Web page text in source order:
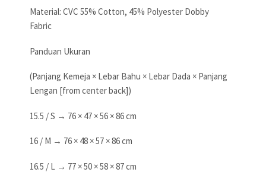
Material: CVC 55% Cotton, 45% Polyester Dobby
Fabric
Panduan Ukuran
(Panjang Kemeja × Lebar Bahu × Lebar Dada × Panjang
Lengan [from center back])
15.5 / S → 76 × 47 × 56 × 86 cm
16 / M → 76 × 48 × 57 × 86 cm
16.5 / L → 77 × 50 × 58 × 87 cm